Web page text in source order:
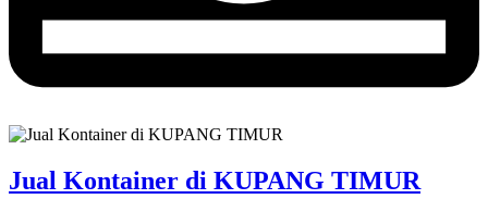
Jual Kontainer di KUPANG TIMUR